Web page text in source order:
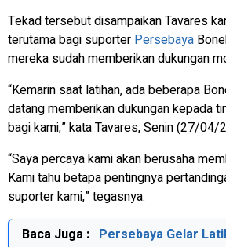
Tekad tersebut disampaikan Tavares
terutama bagi suporter Persebaya
mereka sudah memberikan dukungan
“Kemarin saat latihan, ada beberapa
datang memberikan dukungan kepada
bagi kami,” kata Tavares, Senin (27/04/
“Saya percaya kami akan berusaha
Kami tahu betapa pentingnya
suporter kami,” tegasnya.
Baca Juga : Persebaya Gelar